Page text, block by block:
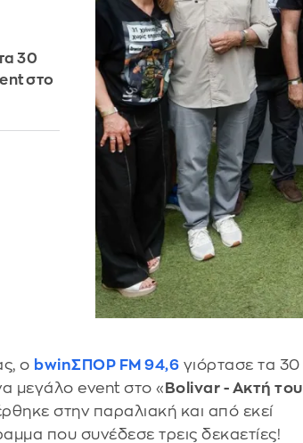
30
στο
ο bwinΣΠΟΡ FM 94,6 γιόρτασε τα 30
μεγάλο event στο « Bolivar - Ακτή του
στην παραλιακή και από εκεί
που συνέδεσε τρεις δεκαετίες!